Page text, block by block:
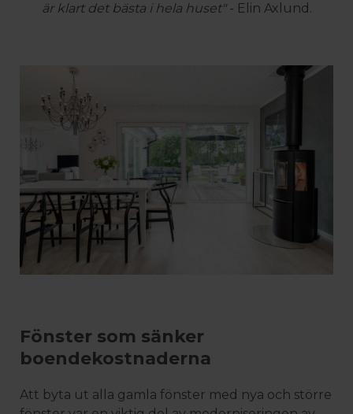
är klart det bästa i hela huset"- Elin Axlund.
Fönster som sänker
boendekostnaderna
Att byta ut alla gamla fönster med nya och större